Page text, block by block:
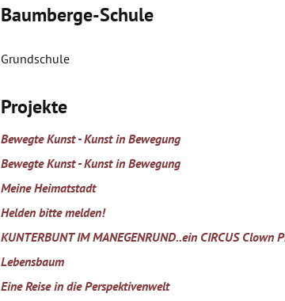
Baumberge-Schule
Grundschule
Projekte
Bewegte Kunst - Kunst in Bewegung
Bewegte Kunst - Kunst in Bewegung
Meine Heimatstadt
Helden bitte melden!
KUNTERBUNT IM MANEGENRUND..ein CIRCUS
Lebensbaum
Eine Reise in die Perspektivenwelt